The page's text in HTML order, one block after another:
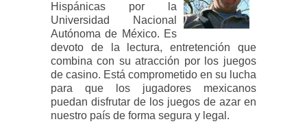
Hispánicas por la
Universidad Nacional
Autónoma de México. Es
devoto de la lectura, entretención que
combina con su atracción por los juegos
de casino. Está comprometido en su lucha
para que los jugadores mexicanos
puedan disfrutar de los juegos de azar en
nuestro país de forma segura y legal.